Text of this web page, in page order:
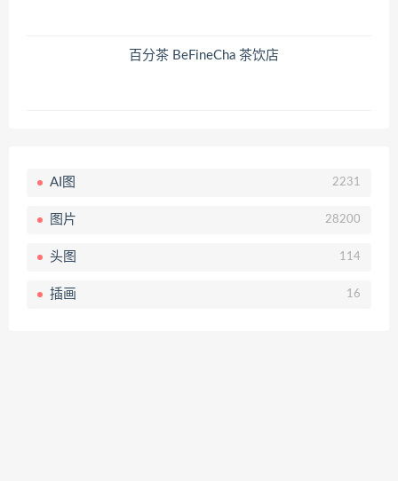
百分茶 BeFineCha 茶饮店
AI图 2231
图片 28200
头图 114
插画 16